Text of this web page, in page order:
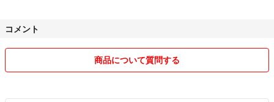
コメント
商品について質問する